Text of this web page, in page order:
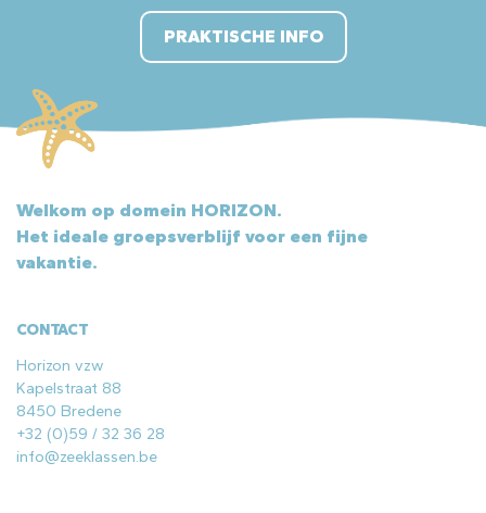
PRAKTISCHE INFO
Welkom op domein HORIZON.
Het ideale groepsverblijf voor een fijne
vakantie.
CONTACT
Horizon vzw
Kapelstraat 88
8450 Bredene
+32 (0)59 / 32 36 28
info@zeeklassen.be